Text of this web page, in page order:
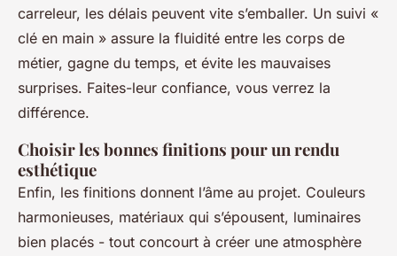
carreleur, les délais peuvent vite s’emballer. Un suivi «
clé en main » assure la fluidité entre les corps de
métier, gagne du temps, et évite les mauvaises
surprises. Faites-leur confiance, vous verrez la
différence.
Choisir les bonnes finitions pour un rendu
esthétique
Enfin, les finitions donnent l’âme au projet. Couleurs
harmonieuses, matériaux qui s’épousent, luminaires
bien placés - tout concourt à créer une atmosphère